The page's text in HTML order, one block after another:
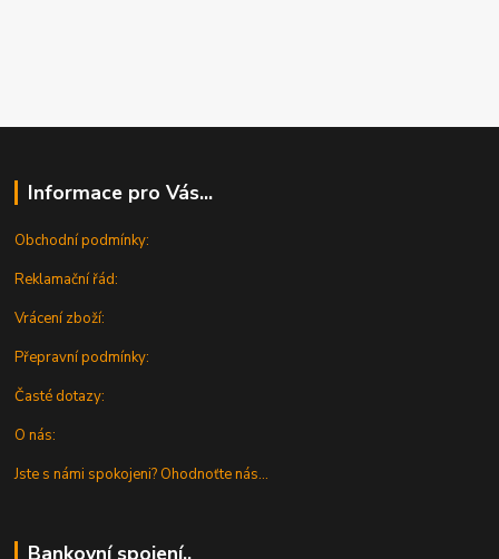
Informace pro Vás...
Obchodní podmínky:
Reklamační řád:
Vrácení zboží:
Přepravní podmínky:
Časté dotazy:
O nás:
Jste s námi spokojeni? Ohodnoťte nás...